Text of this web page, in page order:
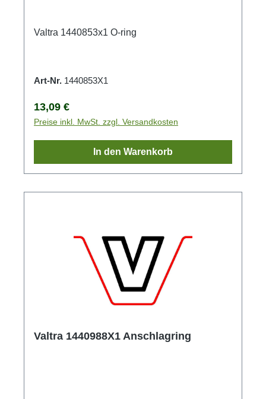
Valtra 1440853x1 O-ring
Art-Nr. 1440853X1
Regulärer Preis:
13,09 €
Preise inkl. MwSt. zzgl. Versandkosten
In den Warenkorb
Valtra 1440988X1 Anschlagring